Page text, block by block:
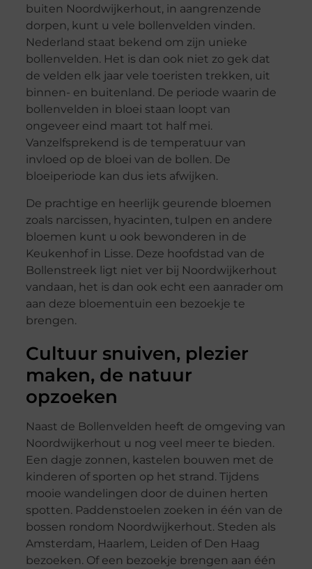
buiten Noordwijkerhout, in aangrenzende
dorpen, kunt u vele bollenvelden vinden.
Nederland staat bekend om zijn unieke
bollenvelden. Het is dan ook niet zo gek dat
de velden elk jaar vele toeristen trekken, uit
binnen- en buitenland. De periode waarin de
bollenvelden in bloei staan loopt van
ongeveer eind maart tot half mei.
Vanzelfsprekend is de temperatuur van
invloed op de bloei van de bollen. De
bloeiperiode kan dus iets afwijken.
De prachtige en heerlijk geurende bloemen
zoals narcissen, hyacinten, tulpen en andere
bloemen kunt u ook bewonderen in de
Keukenhof in Lisse. Deze hoofdstad van de
Bollenstreek ligt niet ver bij Noordwijkerhout
vandaan, het is dan ook echt een aanrader om
aan deze bloementuin een bezoekje te
brengen.
Cultuur snuiven, plezier
maken, de natuur
opzoeken
Naast de Bollenvelden heeft de omgeving van
Noordwijkerhout u nog veel meer te bieden.
Een dagje zonnen, kastelen bouwen met de
kinderen of sporten op het strand. Tijdens
mooie wandelingen door de duinen herten
spotten. Paddenstoelen zoeken in één van de
bossen rondom Noordwijkerhout. Steden als
Amsterdam, Haarlem, Leiden of Den Haag
bezoeken. Of een bezoekje brengen aan één